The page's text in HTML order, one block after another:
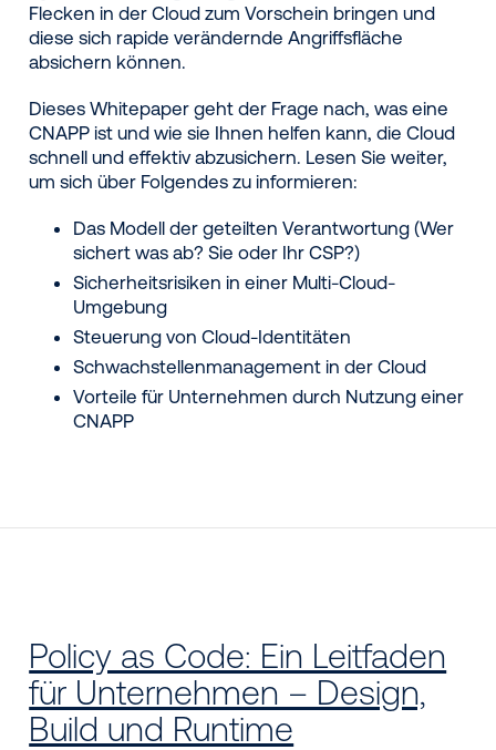
Flecken in der Cloud zum Vorschein bringen und
diese sich rapide verändernde Angriffsfläche
absichern können.
Dieses Whitepaper geht der Frage nach, was eine
CNAPP ist und wie sie Ihnen helfen kann, die Cloud
schnell und effektiv abzusichern. Lesen Sie weiter,
um sich über Folgendes zu informieren:
Das Modell der geteilten Verantwortung (Wer
sichert was ab? Sie oder Ihr CSP?)
Sicherheitsrisiken in einer Multi-Cloud-
Umgebung
Steuerung von Cloud-Identitäten
Schwachstellenmanagement in der Cloud
Vorteile für Unternehmen durch Nutzung einer
CNAPP
Policy as Code: Ein Leitfaden
für Unternehmen – Design,
Build und Runtime